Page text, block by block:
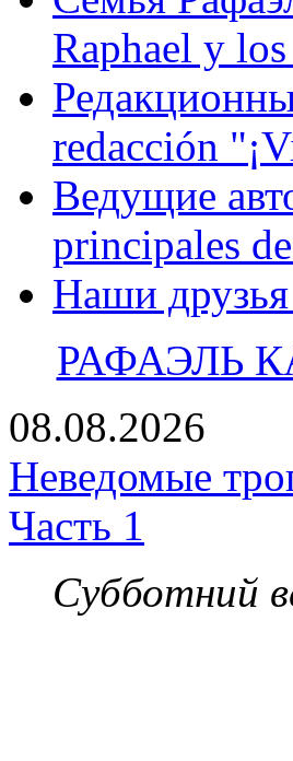
Raphael y
redacción
Ведущие
principales
Наши
РАФАЭЛЬ
08.08.2026
Неведомые
Часть 1
Субботний